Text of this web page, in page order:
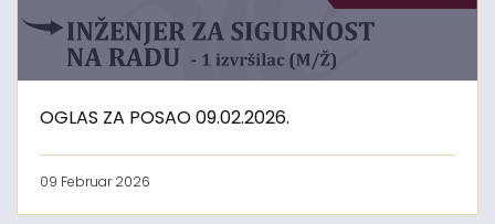
OGLAS ZA POSAO 09.02.2026.
09 Februar 2026